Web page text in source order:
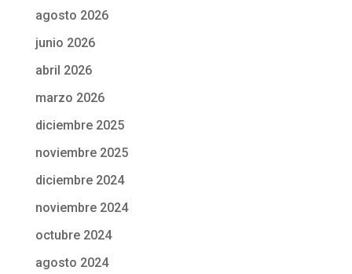
agosto 2026
junio 2026
abril 2026
marzo 2026
diciembre 2025
noviembre 2025
diciembre 2024
noviembre 2024
octubre 2024
agosto 2024